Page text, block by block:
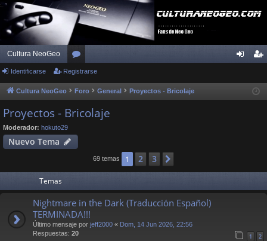
Cultura NeoGeo
or
os ist
Identificarse Registrarse
Cultura NeoGeo Foro General Proyectos - Bricolaje
Proyectos - Bricolaje
Moderador: hokuto29
Nuevo Tema
69 temas 1 2 3
Temas
Nightmare in the Dark (Traducción Español)
TERMINADA!!!
Último mensaje por jeff2000 « Dom, 14 Jun 2026, 22:56
Respuestas: 20 1 2